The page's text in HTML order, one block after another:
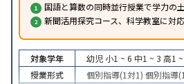
国語と算数の同時並行授業で学力の
新聞活用探究コース、科学教室に対
対象学年 幼児 小1 ~ 6 中1 ~ 3 高1
授業形式
個別指導(1対1) 個別指導